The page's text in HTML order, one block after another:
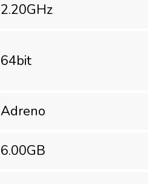
2.20GHz
64bit
Adreno
6.00GB